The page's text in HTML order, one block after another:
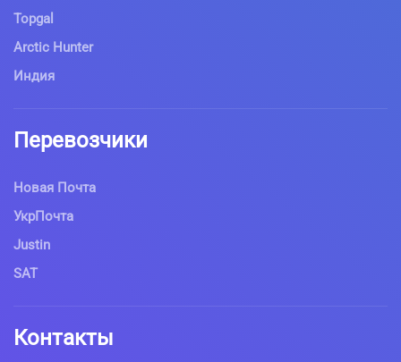
Topgal
Arctic Hunter
Индия
Перевозчики
Новая Почта
УкрПочта
Justin
SAT
Контакты